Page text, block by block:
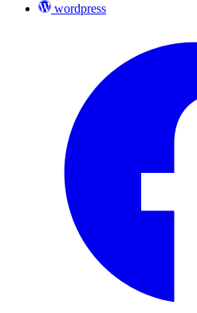
wordpress